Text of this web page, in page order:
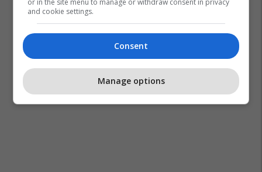
and cookie settings.
Consent
Manage options